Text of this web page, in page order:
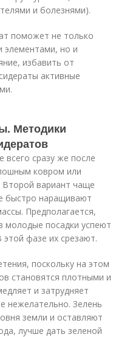
и болезнями).
поможет не только
элементами, но и
избавить от
активные
Методики
всего сразу же после
ковром или
вариант чаще
быстро наращивают
Предполагается,
молодые посадки успеют
фазе их срезают.
поскольку на этом
становятся плотными и
и затрудняет
нежелательно. Зелень
земли и оставляют
лучше дать зеленой